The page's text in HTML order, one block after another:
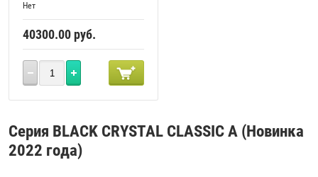
Нет
40300.00 руб.
Серия BLACK CRYSTAL CLASSIC A (Новинка
2022 года)